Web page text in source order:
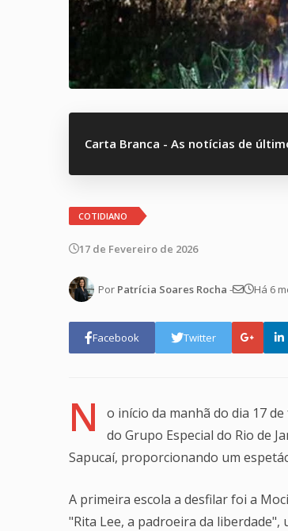
Carta Branca - As notícias de
COTIDIANO
17 de Fevereiro de 2026
Por Patrícia Soares Rocha - Há 6
Facebook Twitter
N
o início da manhã do dia 17
do Grupo Especial do Rio de
Sapucaí, proporcionando um
A primeira escola a desfilar foi a
"Rita Lee, a padroeira da